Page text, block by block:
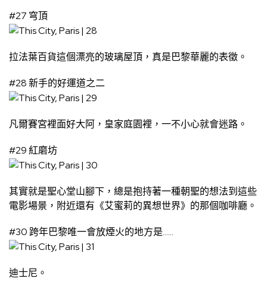
#27 穹頂
拉法葉百貨這個漂亮的玻璃屋頂，真是巴黎華麗的表徵。
#28 新手的好運道之二
凡爾賽宮裡面好大阿，皇家庭園裡，一不小心就會迷路。
#29 紅磨坊
其實就是聖心堂山腳下，總是抱持著一種朝聖的想法到這些
電影場景，附近還有《艾蜜莉的異想世界》的那個咖啡廳。
#30 跨年巴黎唯一會放煙火的地方是……
迪士尼。